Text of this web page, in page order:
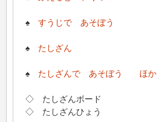
♠ すうじで あそぼう
♠ たしざん
♠ たしざんで あそぼう ほか
◇ たしざんボード
◇ たしざんひょう